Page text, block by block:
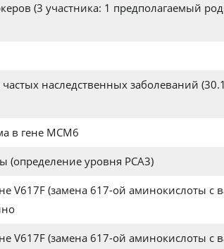
(3 участника: 1 предполагаемый
наследственных заболеваний
в гене МСМ6
(определение уровня PCA3)
V617F (замена 617-ой аминокислоты с
V617F (замена 617-ой аминокислоты с